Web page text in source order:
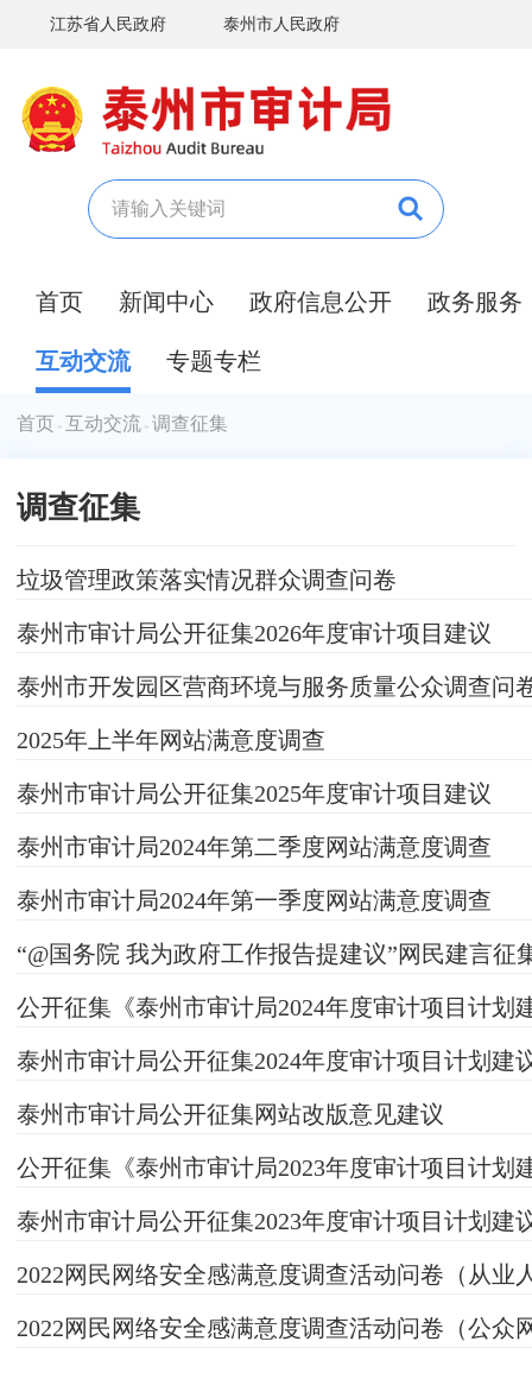
江苏省人民政府 泰州市人民政府
首页 新闻中心 政府信息公开 政务服务
互动交流 专题专栏
首页 > 互动交流 > 调查征集
调查征集
垃圾管理政策落实情况群众调查问卷
泰州市审计局公开征集2026年度审计项目建议
泰州市开发园区营商环境与服务质量公众调查问
2025年上半年网站满意度调查
泰州市审计局公开征集2025年度审计项目建议
泰州市审计局2024年第二季度网站满意度调查
泰州市审计局2024年第一季度网站满意度调查
“@国务院 我为政府工作报告提建议”网民建言征
公开征集《泰州市审计局2024年度审计项目计划
泰州市审计局公开征集2024年度审计项目计划建
泰州市审计局公开征集网站改版意见建议
公开征集《泰州市审计局2023年度审计项目计划
泰州市审计局公开征集2023年度审计项目计划建
2022网民网络安全感满意度调查活动问卷（从业
2022网民网络安全感满意度调查活动问卷（公众